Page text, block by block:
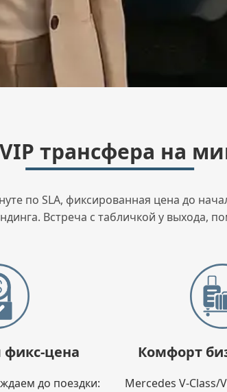
трансфера на
по SLA, фиксированная цена до
Встреча с табличкой у выхода,
фикс-цена
до поездки:
Комфорт
Mercedes V-Class/